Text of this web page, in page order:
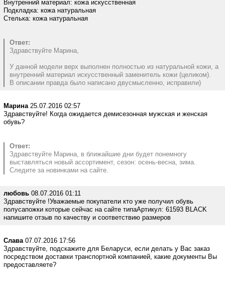
Внутренний материал: кожа искусственная
Подкладка: кожа натуральная
Стелька: кожа натуральная
Ответ:
Здравствуйте Марина,
У данной модели верх выполнен полностью из натуральной кожи, а
внутренний материал искусственный заменитель кожи (целиком).
В описании правда было написано двусмысленно, исправили)
Марина25.07.2016 02:57
Здравствуйте! Когда ожидается демисезонная мужская и женская
обувь?
Ответ:
Здравствуйте Марина, в ближайшие дни будет понемногу
выставляться новый ассортимент, сезон: осень-весна, зима.
Следите за новинками на сайте.
любовь 08.07.2016 01:11
Здравствуйте !Уважаемые покупатели кто уже получил обувь
полусапожки которые сейчас на сайте типаАртикул: 61593 BLACK
напишите отзыв по качеству и соответствию размеров
Слава07.07.2016 17:56
Здравствуйте, подскажите для Беларуси, если делать у Вас заказ
посредством доставки транспортной компанией, какие документы Вы
предоставляете?